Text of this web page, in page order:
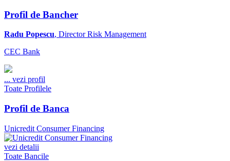
Profil de Bancher
Radu Popescu, Director Risk Management
CEC Bank
... vezi profil
Toate Profilele
Profil de Banca
Unicredit Consumer Financing
vezi detalii
Toate Bancile